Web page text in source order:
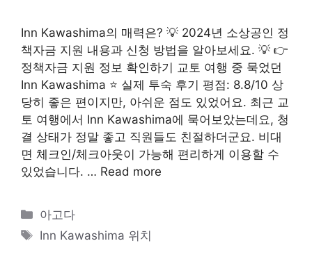
Inn Kawashima의 매력은? 💡 2024년 소상공인 정
책자금 지원 내용과 신청 방법을 알아보세요. 💡 👉
정책자금 지원 정보 확인하기 교토 여행 중 묵었던
Inn Kawashima ⭐ 실제 투숙 후기 평점: 8.8/10 상
당히 좋은 편이지만, 아쉬운 점도 있었어요. 최근 교
토 여행에서 Inn Kawashima에 묵어보았는데요, 청
결 상태가 정말 좋고 직원들도 친절하더군요. 비대
면 체크인/체크아웃이 가능해 편리하게 이용할 수
있었습니다. … Read more
카
테
아고다
태
Inn Kawashima 위치